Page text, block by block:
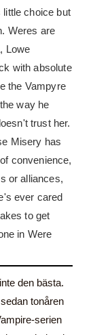
choice but
Weres are
Lowe
with absolute
the Vampyre
way he
trust her.
Misery has
convenience,
or alliances,
ever cared
to get
in Were
den bästa.
tonåren
serien